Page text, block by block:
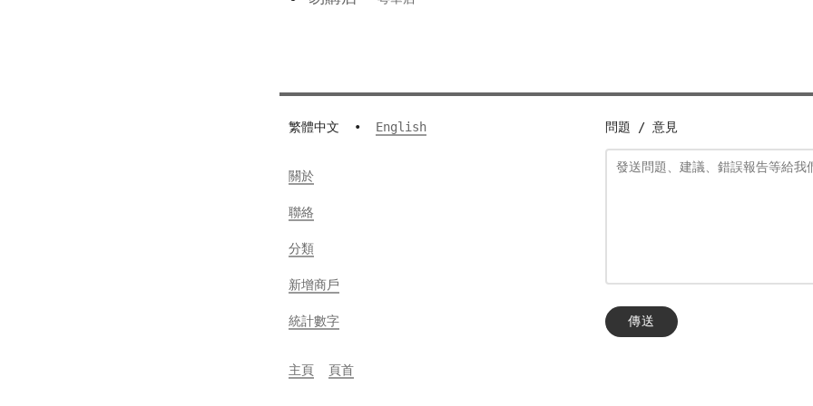
繁體中文 • English
關於
聯絡
分類
新增商戶
統計數字
主頁 頁首
問題 / 意見